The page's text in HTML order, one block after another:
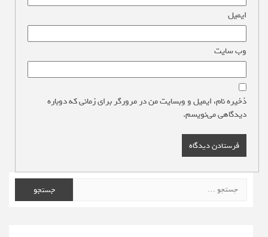
ایمیل
وب‌ سایت
ذخیره نام، ایمیل و وبسایت من در مرورگر برای زمانی که دوباره
دیدگاهی می‌نویسم.
برای: